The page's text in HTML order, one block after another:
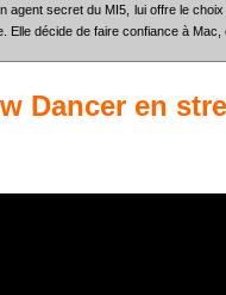
secret du MI5, lui offre le
Elle décide de faire confiance à
Dancer en